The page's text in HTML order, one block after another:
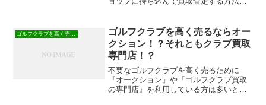
ブ買取専門店で事前査定を利用して買取
査定する方法。どの買取査...
ゴルフクラブを高く売るならオー
クション！？それともクラブ買取
専門店！？
不要なゴルフクラブを高く売るために
『オークション』や『ゴルフクラブ買取
の専門店』を利用している方は多いと思